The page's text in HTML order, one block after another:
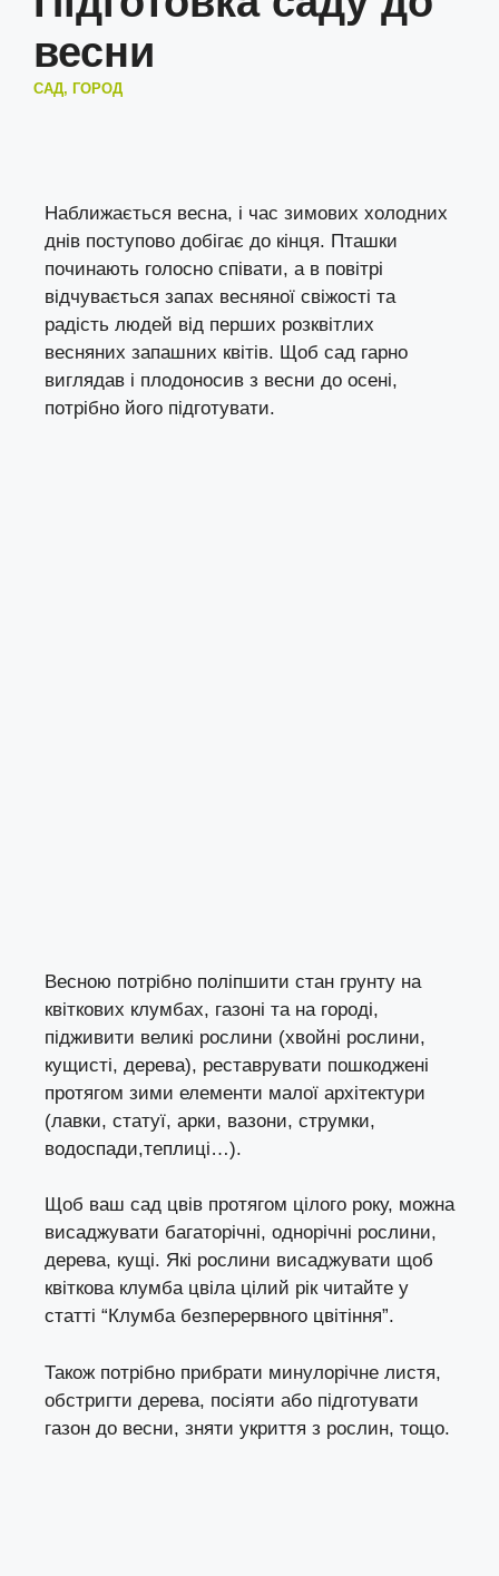
весни
САД, ГОРОД
Наближається весна, і час зимових холодних
днів поступово добігає до кінця. Пташки
починають голосно співати, а в повітрі
відчувається запах весняної свіжості та
радість людей від перших розквітлих
весняних запашних квітів. Щоб сад гарно
виглядав і плодоносив з весни до осені,
потрібно його підготувати.
Весною потрібно поліпшити стан грунту на
квіткових клумбах, газоні та на городі,
підживити великі рослини (хвойні рослини,
кущисті, дерева), реставрувати пошкоджені
протягом зими елементи малої архітектури
(лавки, статуї, арки, вазони, струмки,
водоспади,теплиці…).
Щоб ваш сад цвів протягом цілого року, можна
висаджувати багаторічні, однорічні рослини,
дерева, кущі. Які рослини висаджувати щоб
квіткова клумба цвіла цілий рік читайте у
статті “Клумба безперервного цвітіння”.
Також потрібно прибрати минулорічне листя,
обстригти дерева, посіяти або підготувати
газон до весни, зняти укриття з рослин, тощо.